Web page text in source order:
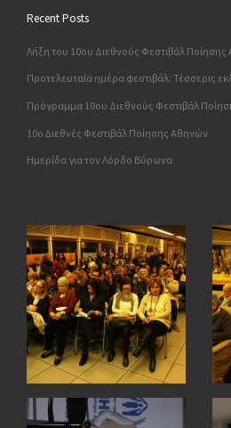
Recent Posts
Λήξη του 10ου Διεθνούς Φεστιβάλ
Προτελευταία ημέρα φεστιβάλ: Τέσσερις
Πρόγραμμα 10ου Διεθνούς Φεστιβάλ
10o Διεθνές Φεστιβάλ Ποίησης Αθηνών
Ημερίδα για τον Λόρδο Βύρωνα